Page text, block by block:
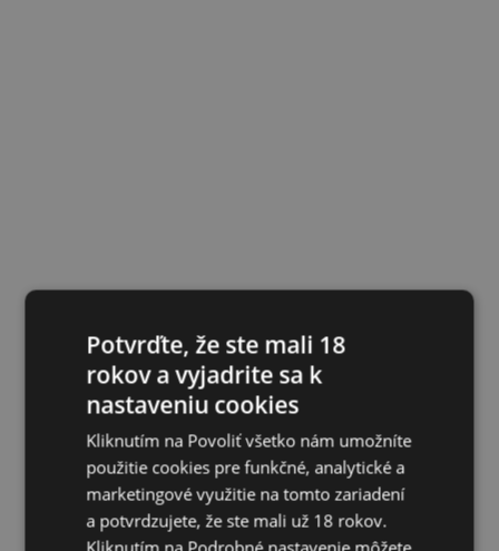
Potvrďte, že ste mali 18
rokov a vyjadrite sa k
nastaveniu cookies
Kliknutím na Povoliť všetko nám umožníte
použitie cookies pre funkčné, analytické a
marketingové využitie na tomto zariadení
a potvrdzujete, že ste mali už 18 rokov.